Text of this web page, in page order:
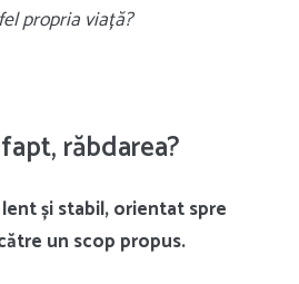
propria viață?
răbdarea?
și stabil, orientat spre
un scop propus.